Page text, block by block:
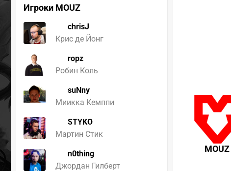
Игроки MOUZ
chrisJ
Крис де Йонг
ropz
Робин Коль
suNny
Миикка Кемппи
STYKO
Мартин Стик
n0thing
Джордан Гилберт
MOUZ